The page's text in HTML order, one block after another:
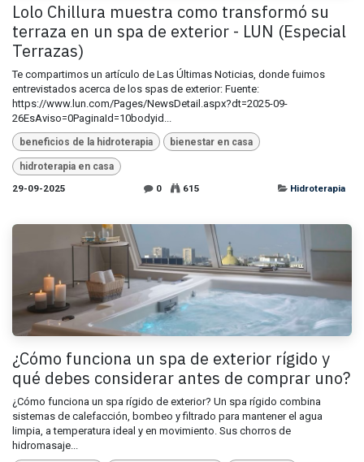
Lolo Chillura muestra como transformó su
terraza en un spa de exterior - LUN (Especial
Terrazas)
Te compartimos un artículo de Las Últimas Noticias, donde fuimos
entrevistados acerca de los spas de exterior: Fuente:
https://www.lun.com/Pages/NewsDetail.aspx?dt=2025-09-
26EsAviso=0PaginaId=10bodyid...
beneficios de la hidroterapia bienestar en casa
hidroterapia en casa
29-09-2025
0 615 Hidroterapia
¿Cómo funciona un spa de exterior rígido y
qué debes considerar antes de comprar uno?
¿Cómo funciona un spa rígido de exterior? Un spa rígido combina
sistemas de calefacción, bombeo y filtrado para mantener el agua
limpia, a temperatura ideal y en movimiento. Sus chorros de
hidromasaje...